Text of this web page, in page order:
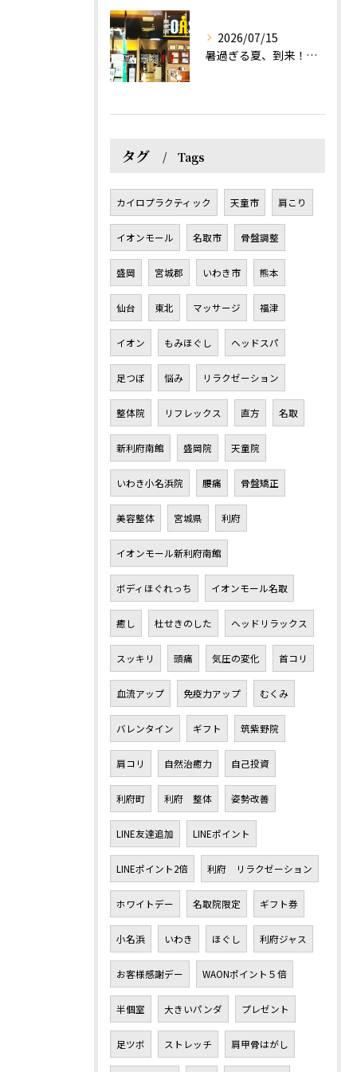
2026/07/15
暑過ぎる夏、到来！だるさを感じる方は、結構不足！？
タグ Tags
カイロプラクティック 天童市 肩こり
イオンモール 名取市 骨盤調整
盛岡 宮城郡 いわき市 熊本
仙台 東北 マッサージ 福津
イオン もみほぐし ヘッドスパ
足つぼ 悩み リラクゼーション
整体院 リフレックス 直方 名取
新利府南館 盛岡院 天童院
いわき小名浜院 腰痛 骨盤矯正
美容整体 宮城県 利府
イオンモール新利府南館
ボディほぐれっち イオンモール名取
癒し 杜せきのした ヘッドリラックス
スッキリ 頭痛 気圧の変化 首コリ
血流アップ 免疫力アップ むくみ
バレンタイン ギフト 筑紫野院
肩コリ 自然治癒力 自己投資
利府町 利府 整体 姿勢改善
LINE友達追加 LINEポイント
LINEポイント2倍 利府 リラクゼーション
ホワイトデー 名取院限定 ギフト券
小名浜 いわき ほぐし 利府ジャス
お客様感謝デー WAONポイント５倍
半個室 大きいパンダ プレゼント
足ツボ ストレッチ 肩甲骨はがし